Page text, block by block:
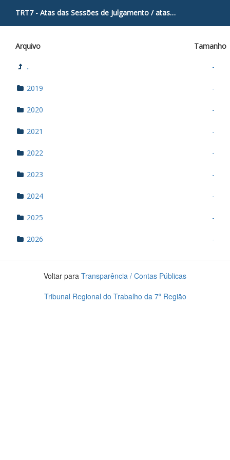
TRT7 - Atas das Sessões de Julgamento / atas /Especializada II
Arquivo Tamanho
.. -
2019 -
2020 -
2021 -
2022 -
2023 -
2024 -
2025 -
2026 -
Voltar para Transparência / Contas Públicas
Tribunal Regional do Trabalho da 7ª Região